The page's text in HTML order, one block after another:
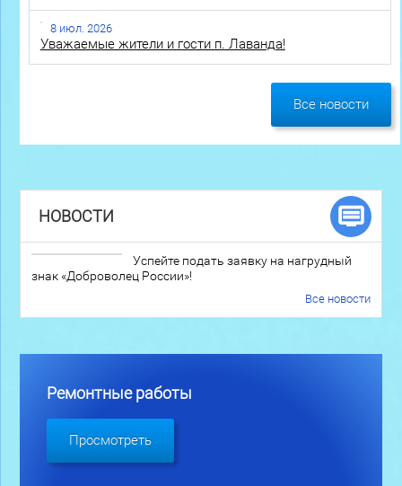
8 июл. 2026
Уважаемые жители и гости п. Лаванда!
Все новости
НОВОСТИ
Успейте подать заявку на нагрудный
знак «Доброволец России»!
Все новости
Ремонтные работы
Просмотреть